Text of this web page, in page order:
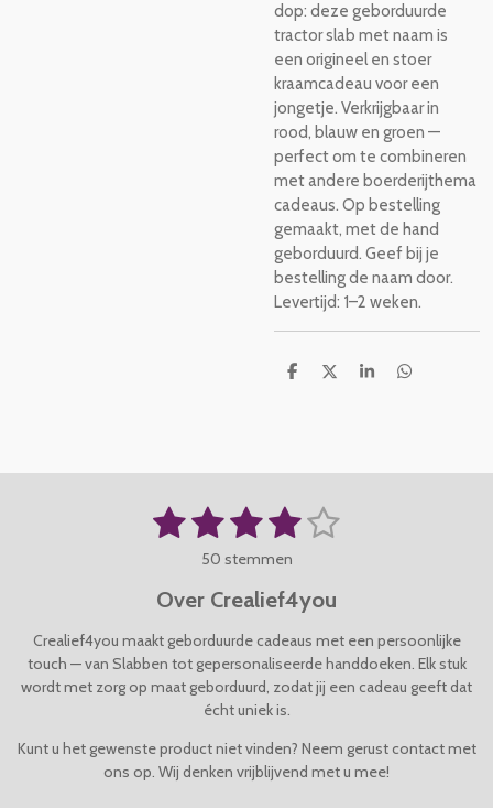
dop: deze geborduurde
tractor slab met naam is
een origineel en stoer
kraamcadeau voor een
jongetje. Verkrijgbaar in
rood, blauw en groen —
perfect om te combineren
met andere boerderijthema
cadeaus. Op bestelling
gemaakt, met de hand
geborduurd. Geef bij je
bestelling de naam door.
Levertijd: 1–2 weken.
D
D
S
D
4
1
t
e
r
2
s
t
e
r
r
e
n
3
s
t
e
r
r
e
n
4
s
t
e
r
r
e
n
5
t
e
r
r
e
n
n
50 stemmen
Over Crealief4you
Crealief4you maakt geborduurde cadeaus met een persoonlijke
touch — van Slabben tot gepersonaliseerde handdoeken. Elk stuk
wordt met zorg op maat geborduurd, zodat jij een cadeau geeft dat
écht uniek is.
Kunt u het gewenste product niet vinden? Neem gerust contact met
ons op. Wij denken vrijblijvend met u mee!